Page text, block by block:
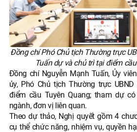
Đồng chí Phó Chủ tịch Thường trực
Tuấn dự và chủ trì tại điểm
Đồng chí Nguyễn Mạnh Tuấn, Ủy
ủy, Phó Chủ tịch Thường trực
điểm cầu Tuyên Quang; tham dự
ngành, đơn vị liên quan.
Theo dự thảo, Nghị quyết gồm 4
cụ thể chức năng, nhiệm vụ, quyền